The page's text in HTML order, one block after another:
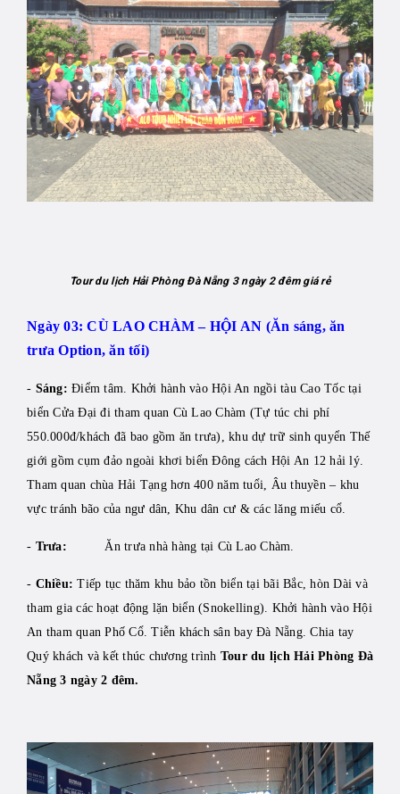
Tour du lịch Hải Phòng Đà Nẵng 3 ngày 2 đêm giá rẻ
Ngày 03: CÙ LAO CHÀM – HỘI AN (Ăn sáng, ăn
trưa Option, ăn tối)
- Sáng: Điểm tâm. Khởi hành vào Hội An ngồi tàu Cao Tốc tại
biển Cửa Đại đi tham quan Cù Lao Chàm (Tự túc chi phí
550.000đ/khách đã bao gồm ăn trưa), khu dự trữ sinh quyển Thế
giới gồm cụm đảo ngoài khơi biển Đông cách Hội An 12 hải lý.
Tham quan chùa Hải Tạng hơn 400 năm tuổi, Âu thuyền – khu
vực tránh bão của ngư dân, Khu dân cư & các lăng miếu cổ.
- Trưa: Ăn trưa nhà hàng tại Cù Lao Chàm.
- Chiều: Tiếp tục thăm khu bảo tồn biển tại bãi Bắc, hòn Dài và
tham gia các hoạt động lặn biển (Snokelling). Khởi hành vào Hội
An tham quan Phố Cổ. Tiễn khách sân bay Đà Nẵng.Chia tay
Quý khách và kết thúc chương trình Tour du lịch Hải Phòng Đà
Nẵng 3 ngày 2 đêm.